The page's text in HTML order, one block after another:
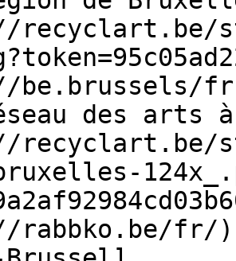
recyclart.be/
be.brussels/
des arts
recyclart.be/
rabbko.be/fr/)